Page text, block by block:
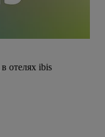
в отелях ibis